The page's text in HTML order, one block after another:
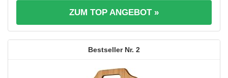
ZUM TOP ANGEBOT »
2